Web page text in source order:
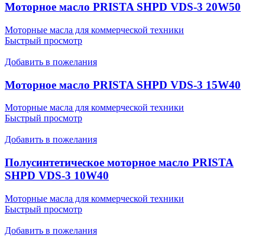
Моторное масло PRISTA SHPD VDS-3 20W50
Моторные масла для коммерческой техники
Быстрый просмотр
Добавить в пожелания
Моторное масло PRISTA SHPD VDS-3 15W40
Моторные масла для коммерческой техники
Быстрый просмотр
Добавить в пожелания
Полусинтетическое моторное масло PRISTA
SHPD VDS-3 10W40
Моторные масла для коммерческой техники
Быстрый просмотр
Добавить в пожелания